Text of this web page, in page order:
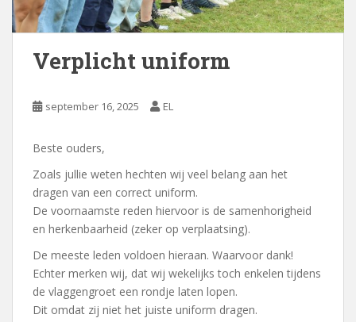
Verplicht uniform
september 16, 2025 EL
Beste ouders,
Zoals jullie weten hechten wij veel belang aan het
dragen van een correct uniform.
De voornaamste reden hiervoor is de samenhorigheid
en herkenbaarheid (zeker op verplaatsing).
De meeste leden voldoen hieraan. Waarvoor dank!
Echter merken wij, dat wij wekelijks toch enkelen tijdens
de vlaggengroet een rondje laten lopen.
Dit omdat zij niet het juiste uniform dragen.